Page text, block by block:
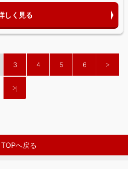
しく見る
3 4 5 6
へ戻る